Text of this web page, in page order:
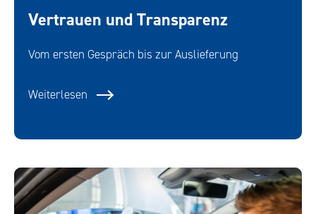
Vertrauen und Transparenz
Vom ersten Gespräch bis zur Auslieferung
Weiterlesen